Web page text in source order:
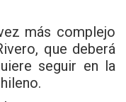
más complejo
que deberá
seguir en la